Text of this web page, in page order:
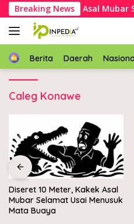
Langsung
ke
konten
Breaking News
10 Meter, Kakek Asal Mubar
HomeBerita Daerah
Caleg Konawe
Asal
Menusuk
Kapolres
Aspirasi Warga
Kamtibmas